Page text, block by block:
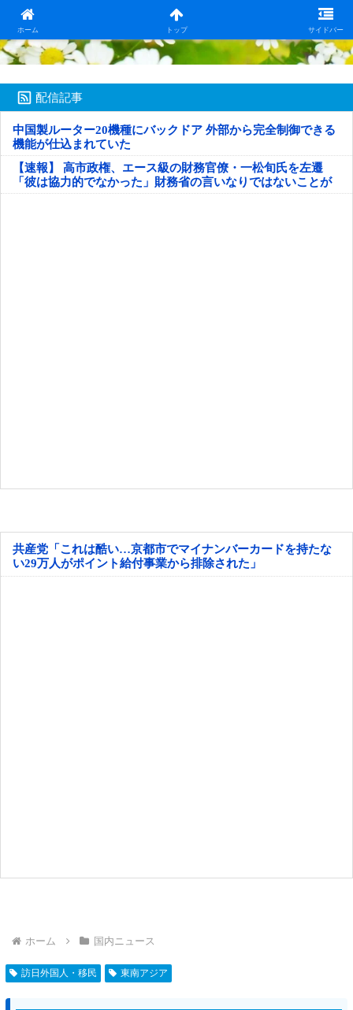
ホーム トップ サイドバー
日本第一！ニュース録
配信記事
中国製ルーター20機種にバックドア 外部から完全制御できる
機能が仕込まれていた
【速報】 高市政権、エース級の財務官僚・一松旬氏を左遷
「彼は協力的でなかった」財務省の言いなりではないことが
判明
共産党「これは酷い…京都市でマイナンバーカードを持たな
い29万人がポイント給付事業から排除された」
ホーム 国内ニュース
訪日外国人・移民 東南アジア